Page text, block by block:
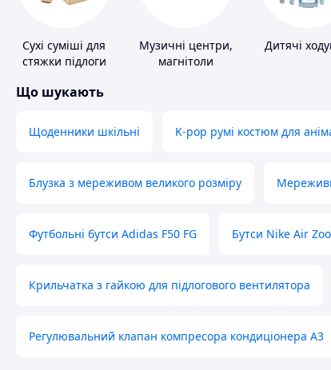
Сухі суміші для
стяжки підлоги
Музичні центри,
магнітоли
Дитячі
Що шукають
Щоденники шкільні K-pop румі костюм для
Блузка з мереживом великого розміру
Футбольні бутси Adidas F50 FG Бутси Nike Air
Крильчатка з гайкою для підлогового вентилятора
Регулювальний клапан компресора кондиціонера А3